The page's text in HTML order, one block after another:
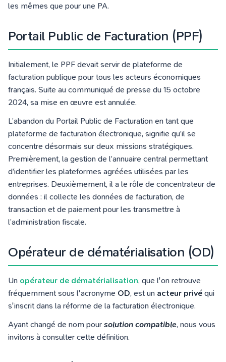
les mêmes que pour une PA.
Portail Public de Facturation (PPF)
Initialement, le PPF devait servir de plateforme de
facturation publique pour tous les acteurs économiques
français. Suite au communiqué de presse du 15 octobre
2024, sa mise en œuvre est annulée.
L’abandon du Portail Public de Facturation en tant que
plateforme de facturation électronique, signifie qu’il se
concentre désormais sur deux missions stratégiques.
Premièrement, la gestion de l’annuaire central permettant
d’identifier les plateformes agréées utilisées par les
entreprises. Deuxièmement, il a le rôle de concentrateur de
données : il collecte les données de facturation, de
transaction et de paiement pour les transmettre à
l’administration fiscale.
Opérateur de dématérialisation (OD)
Un opérateur de dématérialisation, que l'on retrouve
fréquemment sous l'acronyme OD, est un acteur privé qui
s'inscrit dans la réforme de la facturation électronique.
Ayant changé de nom pour solution compatible, nous vous
invitons à consulter cette définition.